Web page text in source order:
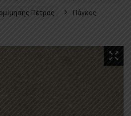
Πέτρας
Πάγκος